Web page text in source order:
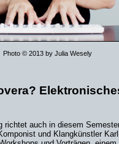
Photo © 2013 by Julia Wesely
richtet auch in diesem
und Klangkünstler